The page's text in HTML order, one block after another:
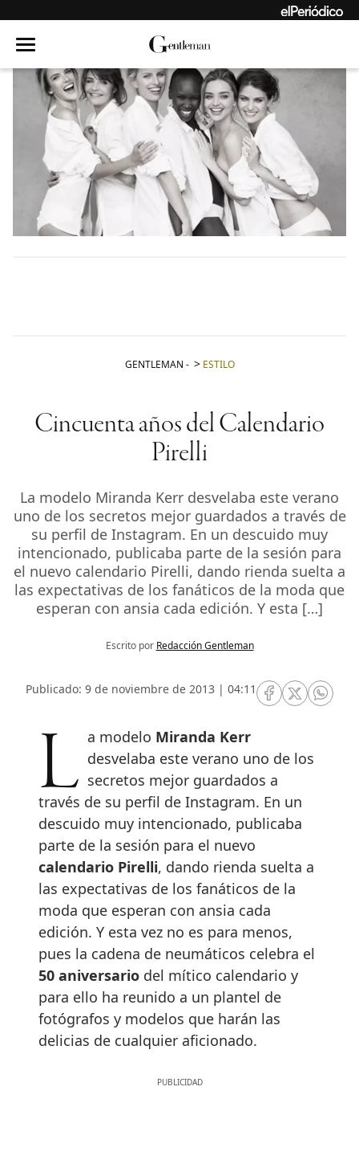
GENTLEMAN - ESTILO
Cincuenta años del Calendario
Pirelli
La modelo Miranda Kerr desvelaba este verano
uno de los secretos mejor guardados a través de
su perfil de Instagram. En un descuido muy
intencionado, publicaba parte de la sesión para
el nuevo calendario Pirelli, dando rienda suelta a
las expectativas de los fanáticos de la moda que
esperan con ansia cada edición. Y esta […]
Escrito por Redacción Gentleman
Publicado: 9 de noviembre de 2013 | 04:11
RRSS Facebook
RRSSRRSS
La modelo Miranda Kerr
desvelaba este verano uno de los
secretos mejor guardados a
través de su perfil de Instagram. En un
descuido muy intencionado, publicaba
parte de la sesión para el nuevo
calendario Pirelli, dando rienda suelta a
las expectativas de los fanáticos de la
moda que esperan con ansia cada
edición. Y esta vez no es para menos,
pues la cadena de neumáticos celebra el
50 aniversario del mítico calendario y
para ello ha reunido a un plantel de
fotógrafos y modelos que harán las
delicias de cualquier aficionado.